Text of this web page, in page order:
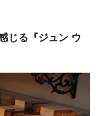
じる『ジュン ウ